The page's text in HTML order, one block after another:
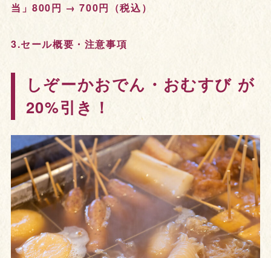
当」800円 → 700円（税込）
3.セール概要・注意事項
しぞーかおでん・おむすび が
20%引き！